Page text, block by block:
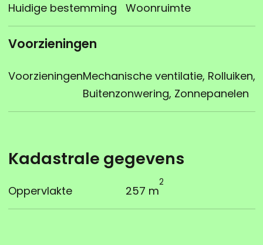
Huidige bestemming Woonruimte
Voorzieningen
VoorzieningenMechanische ventilatie, Rolluiken,
Buitenzonwering, Zonnepanelen
Kadastrale gegevens
Oppervlakte 257 m
2